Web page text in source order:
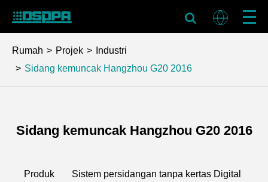
Rumah Projek
Industri
Sidang kemuncak Hangzhou G20 2016
Sidang kemuncak Hangzhou G20 2016
Produk Sistem persidangan tanpa kertas Digital